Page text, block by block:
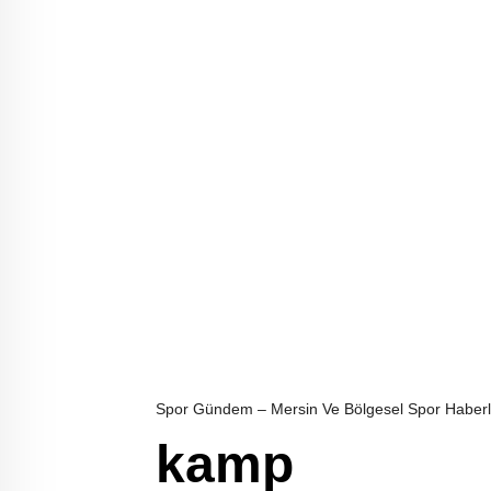
Spor Gündem – Mersin Ve Bölgesel Spor
kamp